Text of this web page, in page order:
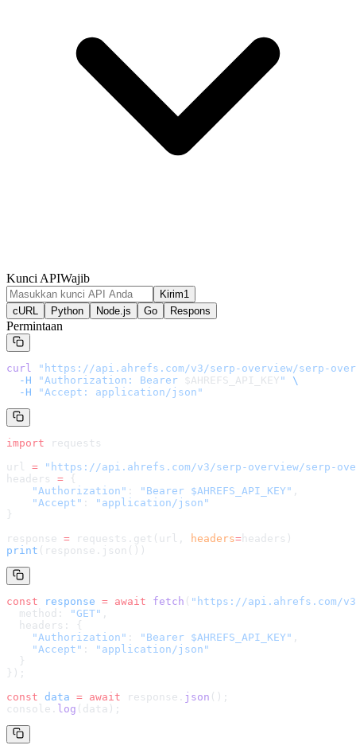
Kunci APIWajib
Kirim1
cURL
Python Node.js Go Respons
Permintaan
curl " https://api.ahrefs.com/v3/serp-overview/serp-
  -H
"Authorization: Bearer $AHREFS_API_KEY "
\
  -H
"Accept: application/json"
import requests
url = " https://api.ahrefs.com/v3/serp-overview/serp-
headers = {
    "Authorization"
: "Bearer $AHREFS_API_KEY" ,
    "Accept"
:
"application/json"
}
response = requests.get(url, headers= headers )
print (response.json())
const response = await fetch ( " https://api.ahrefs.com/
  method:
"GET" ,
  headers: {
    "Authorization"
: "Bearer $AHREFS_API_KEY" ,
    "Accept"
:
"application/json"
  }
});
const data = await response. json ();
console. log (data);